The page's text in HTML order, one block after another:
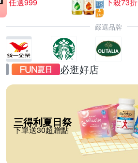
嚴選品牌
必逛好店
三得利夏日祭
下單送30超贈點